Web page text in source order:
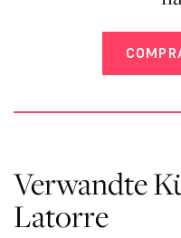
Verwandte
Latorre